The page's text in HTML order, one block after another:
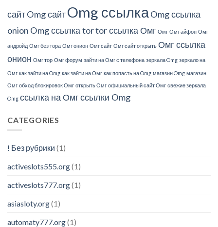
сайтOmg сайтOmg ссылкаOmg ссылка
onion Omg ссылка tortor ссылка Омг Омг Омг айфон Омг
андройд Омг без тора Омг онион Омг сайт Омг сайт открыть Омг ссылка
онион Омг тор Омг форум зайти на Омг с телефона зеркала Omg зеркало на
Омг как зайти на Omg как зайти на Омг как попасть на Omg магазин Omg магазин
Омг обход блокировок Омг открыть Омг официальный сайт Омг свежие зеркала
Omg ссылка на Омгссылки Omg
CATEGORIES
! Без рубрики (1)
activeslots555.org(1)
activeslots777.org(1)
asiasloty.org(1)
automaty777.org(1)